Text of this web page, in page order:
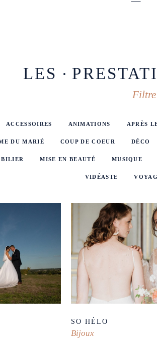
LES
Filtre
ACCESSOIRES ANIMATIONS APRÈS
DU MARIÉ COUP DE COEUR DÉCO
MISE EN BEAUTÉ MUSIQUE
VIDÉASTE
SO HÉLO
Bijoux